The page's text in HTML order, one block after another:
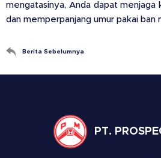
mengatasinya, Anda dapat menjaga
dan memperpanjang umur pakai ban
Berita Sebelumnya
PT.